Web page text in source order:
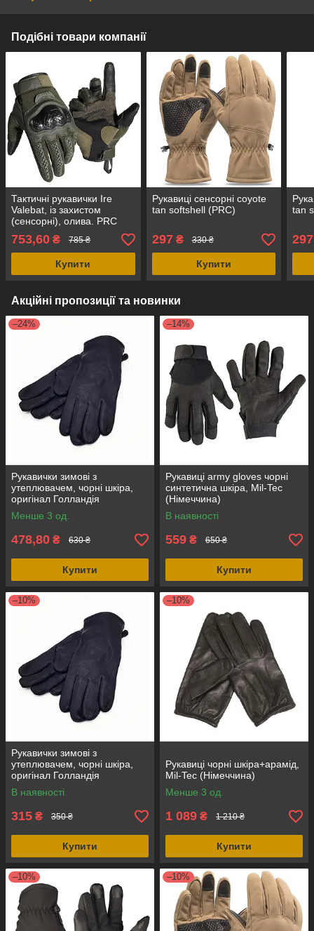
Подібні товари компанії
Тактичні рукавички Ire
Valebat, із захистом
(сенсорні), олива. PRC
753,60 ₴ 785 ₴
Купити
Рукавиці сенсорні coyote
tan softshell (PRC)
297₴ 330 ₴
Купити
tan
297
Акційні пропозиції та новинки
–24%
Рукавички зимові з
утеплювачем, чорні шкіра,
оригінал Голландія
Менше 3 од.
478,80 ₴ 630 ₴
Купити
–14%
Рукавиці army gloves чорні
синтетична шкіра, Mil-Tec
(Німеччина)
В наявності
559 ₴ 650 ₴
Купити
–10%
Рукавички зимові з
утеплювачем, чорні шкіра,
оригінал Голландія
В наявності
315 ₴ 350 ₴
Купити
–10%
Рукавиці чорні шкіра+арамід,
Mil-Tec (Німеччина)
Менше 3 од.
1 089 ₴ 1 210 ₴
Купити
–10% –10%